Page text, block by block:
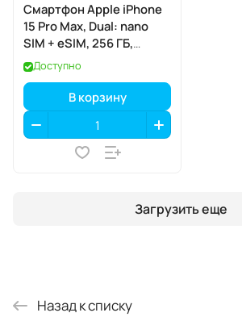
Смартфон Apple iPhone
15 Pro Max, Dual: nano
SIM + eSIM, 256 ГБ,
белый титан
Доступно
В корзину
Загрузить еще
Назад к списку